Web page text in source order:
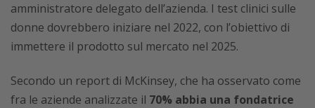
amministratore delegato dell’azienda. I test clinici sulle
donne dovrebbero iniziare nel 2022, con l’obiettivo di
immettere il prodotto sul mercato nel 2025.
Secondo un report di McKinsey, che ha osservato come
fra le aziende analizzate il 70% abbia una fondatrice